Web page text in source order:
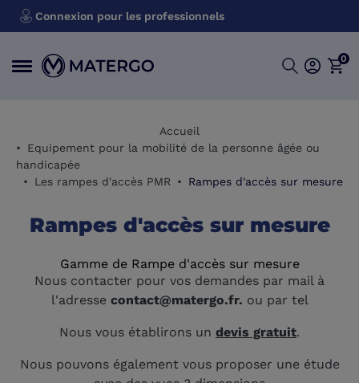
Connexion pour les professionnels
0
Accueil
Equipement pour la mobilité de la personne âgée ou
handicapée
Les rampes d'accès PMR
Rampes d'accès sur mesure
Rampes d'accès sur mesure
Gamme de Rampe d'accès sur mesure
Nous contacter pour vos demandes par mail à
l'adresse contact@matergo.fr. ou par tel
Nous vous établirons un devis gratuit.
Nous pouvons également vous proposer une étude